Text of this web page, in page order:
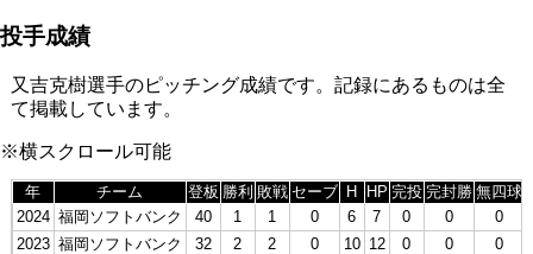
投手成績
又吉克樹選手のピッチング成績です。記録にあるものは全
て掲載しています。
※横スクロール可能
年 チーム 登板 勝利 敗戦 セーブ H HP 完投 完封勝 無四球
2024 福岡ソフトバンク 40 1 1 0 6 7 0 0 0
2023 福岡ソフトバンク 32 2 2 0 10 12 0 0 0